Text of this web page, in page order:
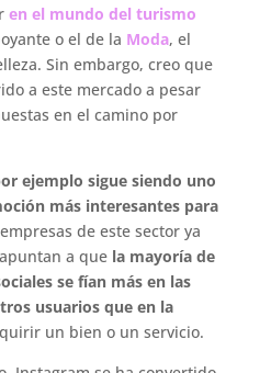
en el mundo del turismo
o el de la Moda, el
Sin embargo, creo que
a este mercado a pesar
en el camino por
ejemplo sigue siendo uno
más interesantes para
de este sector ya
a que la mayoría de
se fían más en las
usuarios que en la
un bien o un servicio.